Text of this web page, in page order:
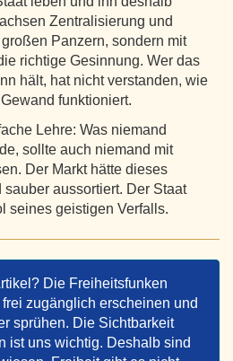
Zentralisierung und
Panzern, sondern mit
richtige Gesinnung. Wer das
hält, hat nicht verstanden, wie
funktioniert.
Lehre: Was niemand
sollte auch niemand mit
Der Markt hätte dieses
aussortiert. Der Staat
seines geistigen Verfalls.
Die Freiheitsfunken
zugänglich erscheinen und
sprühen. Die Sichtbarkeit
ist uns wichtig. Deshalb sind